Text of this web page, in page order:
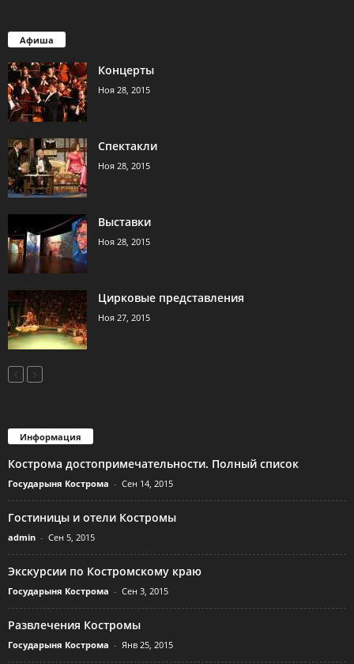
Афиша
Концерты
Ноя 28, 2015
Спектакли
Ноя 28, 2015
Выставки
Ноя 28, 2015
Цирковые представления
Ноя 27, 2015
Информация
Кострома достопримечательности. Полный список
Государыня Кострома - Сен 14, 2015
Гостиницы и отели Костромы
admin - Сен 5, 2015
Экскурсии по Костромскому краю
Государыня Кострома - Сен 3, 2015
Развлечения Костромы
Государыня Кострома - Янв 25, 2015